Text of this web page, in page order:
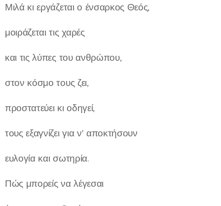
Μιλά κι εργάζεται ο ένσαρκος Θεός,
μοιράζεται τις χαρές
και τις λύπες του ανθρώπου,
στον κόσμο τους ζει,
προστατεύει κι οδηγεί,
τους εξαγνίζει για ν' αποκτήσουν
ευλογία και σωτηρία.
Πώς μπορείς να λέγεσαι